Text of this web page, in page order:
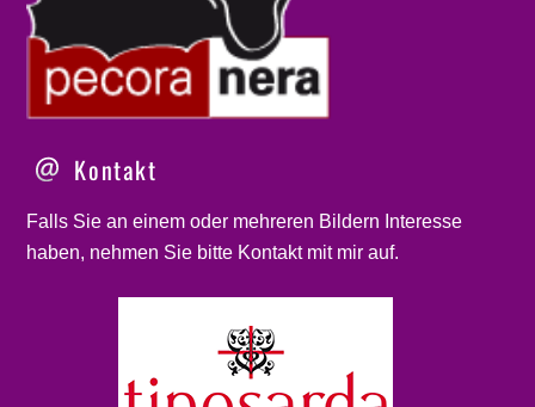
Kontakt
Falls Sie an einem oder mehreren Bildern Interesse
haben, nehmen Sie bitte Kontaktmit mir auf.